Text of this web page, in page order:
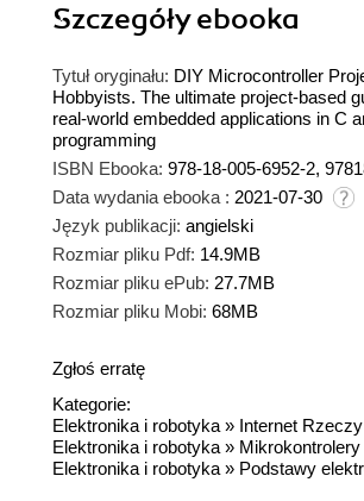
Szczegółyebooka
Tytuł oryginału: DIY Microcontroller
Hobbyists. The ultimate project-based
real-world embedded applications in C
programming
ISBN Ebooka: 978-18-005-6952-2,
Data wydania ebooka : 2021-07-30
Język publikacji: angielski
Rozmiar pliku Pdf: 14.9MB
Rozmiar pliku ePub: 27.7MB
Rozmiar pliku Mobi: 68MB
Zgłoś erratę
Kategorie:
Elektronika i robotyka » Internet Rzeczy
Elektronika i robotyka » Mikrokontrolery
Elektronika i robotyka » Podstawy